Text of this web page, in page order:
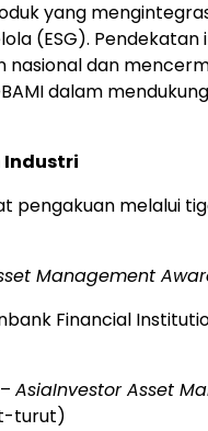
yang
(ESG). Pendekatan
nasional dan
dalam
Industri
pengakuan melalui
Management
Financial
– AsiaInvestor Asset
turut)